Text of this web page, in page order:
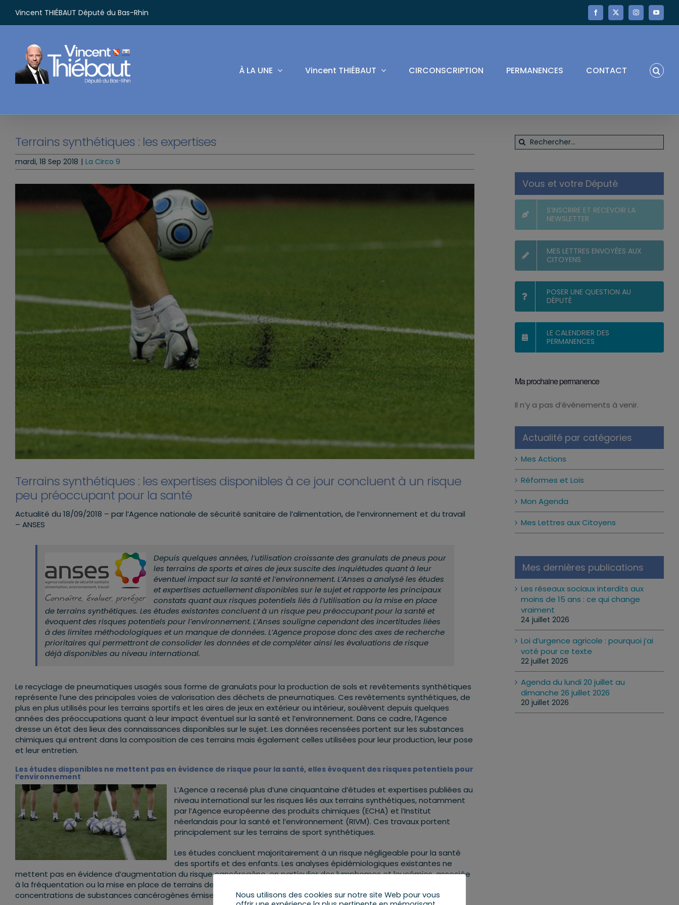
contenu
Vincent THIÉBAUT Député du Bas-Rhin Facebook
X InstagramYouTube
À LA UNE Vincent THIÉBAUT CIRCONSCRIPTION PERMANENCES CONTACT
Terrains synthétiques : les expertises
mardi, 18 Sep 2018 | La Circo 9
Terrains synthétiques : les expertises disponibles à ce jour concluent à un risque
peu préoccupant pour la santé
Actualité du 18/09/2018 – par l’Agence nationale de sécurité sanitaire de l’alimentation, de l’environnement et du travail
– ANSES
Depuis quelques années, l’utilisation croissante des granulats de pneus pour
les terrains de sports et aires de jeux suscite des inquiétudes quant à leur
éventuel impact sur la santé et l’environnement. L’Anses a analysé les études
et expertises actuellement disponibles sur le sujet et rapporte les principaux
constats quant aux risques potentiels liés à l’utilisation ou la mise en place
de terrains synthétiques. Les études existantes concluent à un risque peu préoccupant pour la santé et
évoquent des risques potentiels pour l’environnement. L’Anses souligne cependant des incertitudes liées
à des limites méthodologiques et un manque de données. L’Agence propose donc des axes de recherche
prioritaires qui permettront de consolider les données et de compléter ainsi les évaluations de risque
déjà disponibles au niveau international.
Le recyclage de pneumatiques usagés sous forme de granulats pour la production de sols et revêtements synthétiques
représente l’une des principales voies de valorisation des déchets de pneumatiques. Ces revêtements synthétiques, de
plus en plus utilisés pour les terrains sportifs et les aires de jeux en extérieur ou intérieur, soulèvent depuis quelques
années des préoccupations quant à leur impact éventuel sur la santé et l’environnement. Dans ce cadre, l’Agence
dresse un état des lieux des connaissances disponibles sur le sujet. Les données recensées portent sur les substances
chimiques qui entrent dans la composition de ces terrains mais également celles utilisées pour leur production, leur pose
et leur entretien.
Les études disponibles ne mettent pas en évidence de risque pour la santé, elles évoquent des risques potentiels pour
l’environnement
L’Agence a recensé plus d’une cinquantaine d’études et expertises publiées au
niveau international sur les risques liés aux terrains synthétiques, notamment
par l’Agence européenne des produits chimiques (ECHA) et l’Institut
néerlandais pour la santé et l’environnement (RIVM). Ces travaux portent
principalement sur les terrains de sport synthétiques.
Les études concluent majoritairement à un risque négligeable pour la santé
des sportifs et des enfants. Les analyses épidémiologiques existantes ne
mettent pas en évidence d’augmentation du risque cancérogène, en particulier des lymphomes et leucémies, associée
à la fréquentation ou la mise en place de terrains de sport synthétiques, et ce notamment, au vu des faibles
concentrations de substances cancérogènes émises ou relarguées par les granulats de pneus.
Rechercher:
Vous et votre Député
S’INSCRIRE ET RECEVOIR LA
NEWSLETTER
MES LETTRES ENVOYÉES AUX
CITOYENS
POSER UNE QUESTION AU
DÉPUTÉ
LE CALENDRIER DES
PERMANENCES
Ma prochaine permanence
Notice
Il n’y a pas d’évènements à venir.
Actualité par catégories
Mes Actions
Réformes et Lois
Mon Agenda
Mes Lettres aux Citoyens
Mes dernières publications
Les réseaux sociaux interdits aux
moins de 15 ans : ce qui change
vraiment
24 juillet 2026
Loi d’urgence agricole : pourquoi j’ai
voté pour ce texte
22 juillet 2026
Agenda du lundi 20 juillet au
dimanche 26 juillet 2026
20 juillet 2026
Nous utilisons des cookies sur notre site Web pour vous